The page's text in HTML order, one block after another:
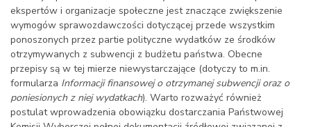
ekspertów i organizacje społeczne jest znaczące zwiększenie
wymogów sprawozdawczości dotyczącej przede wszystkim
ponoszonych przez partie polityczne wydatków ze środków
otrzymywanych z subwencji z budżetu państwa. Obecne
przepisy są w tej mierze niewystarczające (dotyczy to m.in.
formularza Informacji finansowej o otrzymanej subwencji oraz o
poniesionych z niej wydatkach). Warto rozważyć również
postulat wprowadzenia obowiązku dostarczania Państwowej